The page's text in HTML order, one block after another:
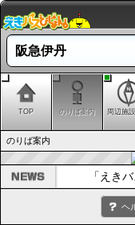
阪急伊丹
TOP のりば案内 周辺施
のりば案内
「えき
ヘ